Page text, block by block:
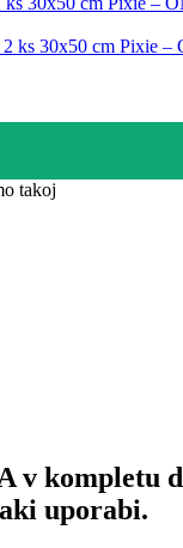
ks 30x50 cm Pixie –
takoj
v kompletu
uporabi.